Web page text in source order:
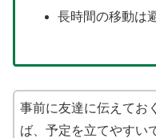
長時間の移動は
事前に友達に伝えてお
ば、予定を立てやすい